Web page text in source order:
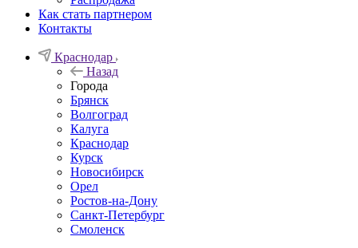
Как стать партнером
Контакты
Краснодар
Назад
Города
Брянск
Волгоград
Калуга
Краснодар
Курск
Новосибирск
Орел
Ростов-на-Дону
Санкт-Петербург
Смоленск